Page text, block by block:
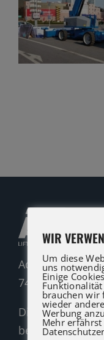
Beratung
Adolf-Heim-
74321
Die ATG LIFT
beraten Sie
WIR
Um diese
uns
Einige
brauchen wir
wieder
Werbung
Mehr